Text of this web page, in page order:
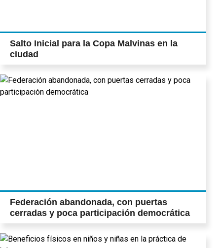
Salto Inicial para la Copa Malvinas en la
ciudad
Federación abandonada, con puertas
cerradas y poca participación democrática